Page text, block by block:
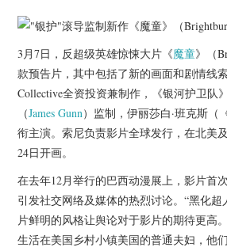
脱口秀
杂七杂八
美剧英剧
推荐电影
3月7日，反超级英雄惊悚大片《魔童》（
款预告片，其中包括了新的画面和剧情线
Collective全资投资兼制作，《银河护卫队
（James Gunn）监制，伊丽莎白·班克斯（
衔主演。索尼负责影片全球发行，在北美
24日开画。
在去年12月举行的巴西动漫展上，影片首
引发社交网络及媒体的热烈讨论。“黑化超
片鲜明的风格让舆论对于影片的期待更高
生活在美国乡村小镇美国的普通夫妇，他